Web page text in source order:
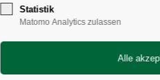
Statistik
Matomo Analytics zulassen